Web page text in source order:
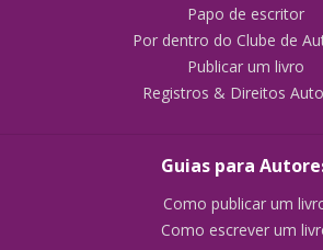
Papo de escritor
Por dentro do Clube de
Publicar um livro
Registros & Direitos
Guias para
Como publicar um
Como escrever um